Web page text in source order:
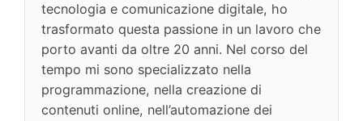
tecnologia e comunicazione digitale, ho
trasformato questa passione in un lavoro che
porto avanti da oltre 20 anni. Nel corso del
tempo mi sono specializzato nella
programmazione, nella creazione di
contenuti online, nell’automazione dei